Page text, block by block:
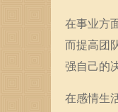
在事业方
而提高团
强自己的
在感情生